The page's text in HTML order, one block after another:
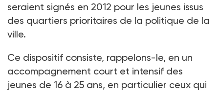
seraient signés en 2012 pour les jeunes issus
des quartiers prioritaires de la politique de la
ville.
Ce dispositif consiste, rappelons-le, en un
accompagnement court et intensif des
jeunes de 16 à 25 ans, en particulier ceux qui